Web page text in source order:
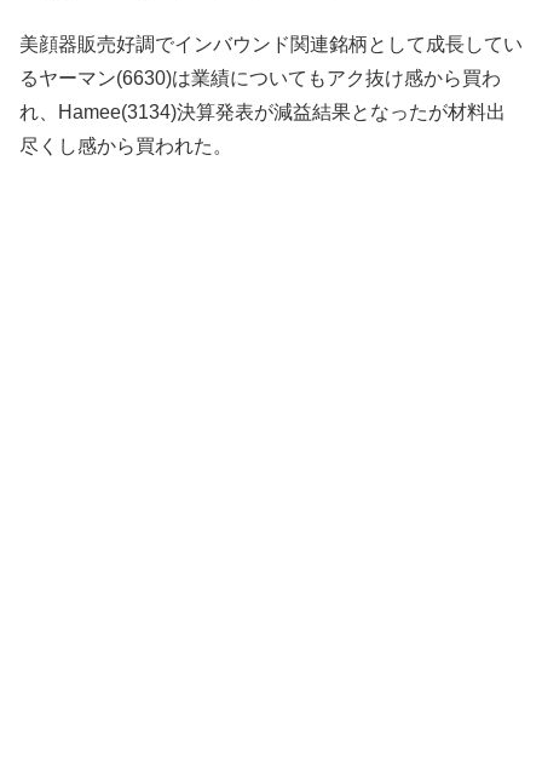
美顔器販売好調でインバウンド関連銘柄として成長してい
るヤーマン(6630)は業績についてもアク抜け感から買わ
れ、Hamee(3134)決算発表が減益結果となったが材料出
尽くし感から買われた。